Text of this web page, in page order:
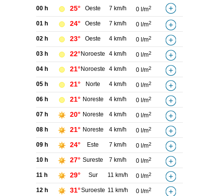
00 h 25° Oeste 7 km/h 0 l/m2
01 h 24° Oeste 7 km/h 0 l/m2
02 h 23° Oeste 4 km/h 0 l/m2
03 h 22° Noroeste 4 km/h 0 l/m2
04 h 21° Noroeste 4 km/h 0 l/m2
05 h 21° Norte 4 km/h 0 l/m2
06 h 21° Noreste 4 km/h 0 l/m2
07 h 20° Noreste 4 km/h 0 l/m2
08 h 21° Noreste 4 km/h 0 l/m2
09 h 24° Este 7 km/h 0 l/m2
10 h 27° Sureste 7 km/h 0 l/m2
11 h 29° Sur 11 km/h 0 l/m2
12 h 31°Suroeste 11 km/h 0 l/m2